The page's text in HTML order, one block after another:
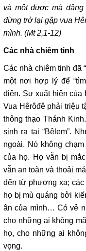
và một dược mà
đừng trở lại gặp vua
mình. (Mt 2,1-12)
Các nhà chiêm tinh
Các nhà chiêm tinh đã
một nơi hợp lý để
điện. Sự xuất hiện của
Vua Hêrôđê phải triệu
thông thạo Thánh
sinh ra tại “Bêlem”.
ngoài. Nó không
của họ. Họ vẫn bị
vẫn an toàn và thoải
đến từ phương xa;
họ bị mù quáng bởi
ân của mình… Có vẻ
cho những ai không
họ, cho những ai
vọng.